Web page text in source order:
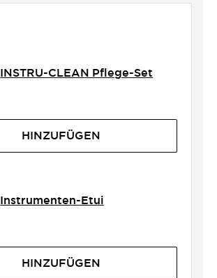
INSTRU-CLEAN Pflege-Set
HINZUFÜGEN
Instrumenten-Etui
HINZUFÜGEN